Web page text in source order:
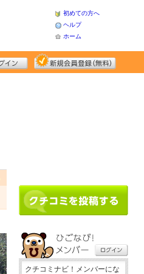
初めての方へ
ヘルプ
ホーム
クチコミナビ！メンバーにな